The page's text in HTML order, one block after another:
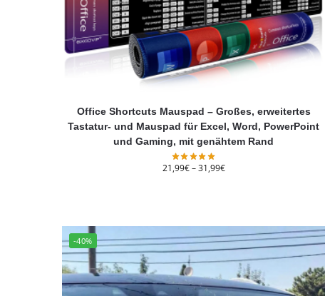
Office Shortcuts Mauspad – Großes, erweitertes
Tastatur- und Mauspad für Excel, Word, PowerPoint
und Gaming, mit genähtem Rand
21,99€–31,99€
-40%